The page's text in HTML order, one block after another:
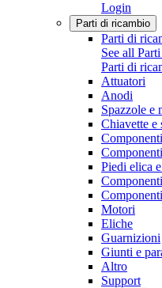
Login
Parti di ricambio
Parti di
See all
Parti di
Attuatori
Anodi
Spazzole e
Chiavette e
Piedi elica
Motori
Eliche
Guarnizioni
Giunti e
Altro
Support